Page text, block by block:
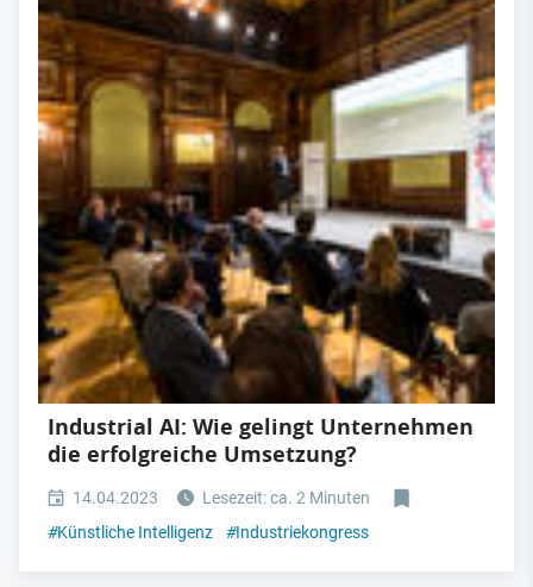
Industrial AI: Wie gelingt Unternehmen
die erfolgreiche Umsetzung?
14.04.2023
Lesezeit: ca. 2 Minuten
#Künstliche Intelligenz #Industriekongress